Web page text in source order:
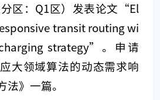
区：Q1区）发表论文“El
transit routing wi
strategy”。申请
大领域算法的动态需求响
法》一篇。